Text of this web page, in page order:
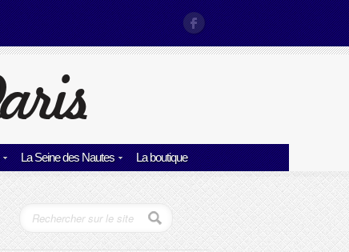
La Seine des Nautes La boutique